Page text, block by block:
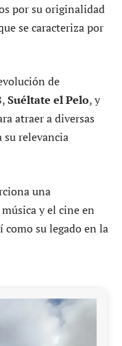
por su originalidad
se caracteriza por
de
Suéltate el Pelo, y
atraer a diversas
su relevancia
una
y el cine en
su legado en la